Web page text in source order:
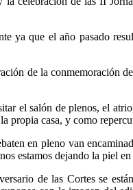
ya que el año pasado
de la conmemoración
el salón de plenos, el
casa, y como
en pleno van
estamos dejando la piel
de las Cortes se